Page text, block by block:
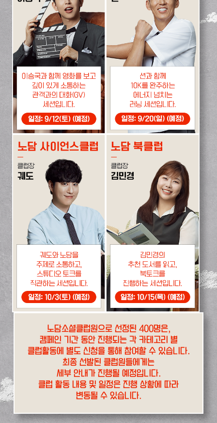
노담소셜클럽원으로 선정된 400명은,
캠페인 기간 동안 진행되는 각 카테고리 별
클럽활동에 별도 신청을 통해 참여할 수 있습니다.
최종 선발된 클럽원들에게는
세부 안내가 진행될 예정입니다.
클럽 활동 내용 및 일정은 진행 상황에 따라
변동될 수 있습니다.